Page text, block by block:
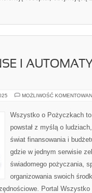
I
MOŻLIWOŚĆ
Wszystko o Pożyczkach
powstał z myślą o
świat finansowania i
gdzie w jednym serwisie
świadomego pożyczania,
organizowania swoich
Portal